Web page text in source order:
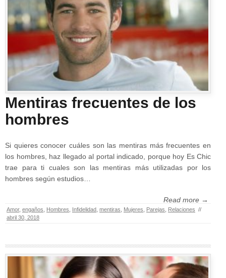
Mentiras frecuentes de los
hombres
Si quieres conocer cuáles son las mentiras más frecuentes en
los hombres, haz llegado al portal indicado, porque hoy Es Chic
trae para ti cuales son las mentiras más utilizadas por los
hombres según estudios…
Read more →
Amor, engaños Hombres Infidelidad mentiras Mujeres Parejas Relaciones //
abril 30, 2018